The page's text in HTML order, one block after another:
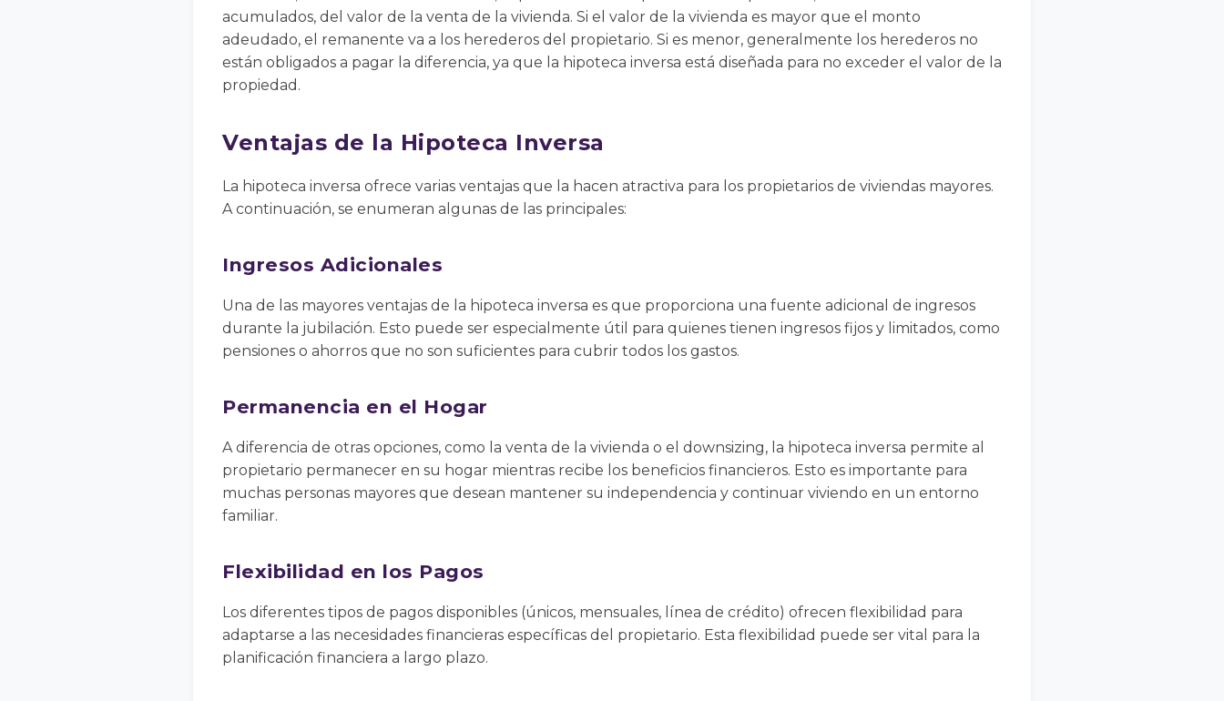
acumulados, del valor de la venta de la vivienda. Si el valor de la vivienda es mayor que el monto
adeudado, el remanente va a los herederos del propietario. Si es menor, generalmente los herederos no
están obligados a pagar la diferencia, ya que la hipoteca inversa está diseñada para no exceder el valor de la
propiedad.
Ventajas de la Hipoteca Inversa
La hipoteca inversa ofrece varias ventajas que la hacen atractiva para los propietarios de viviendas mayores.
A continuación, se enumeran algunas de las principales:
Ingresos Adicionales
Una de las mayores ventajas de la hipoteca inversa es que proporciona una fuente adicional de ingresos
durante la jubilación. Esto puede ser especialmente útil para quienes tienen ingresos fijos y limitados, como
pensiones o ahorros que no son suficientes para cubrir todos los gastos.
Permanencia en el Hogar
A diferencia de otras opciones, como la venta de la vivienda o el downsizing, la hipoteca inversa permite al
propietario permanecer en su hogar mientras recibe los beneficios financieros. Esto es importante para
muchas personas mayores que desean mantener su independencia y continuar viviendo en un entorno
familiar.
Flexibilidad en los Pagos
Los diferentes tipos de pagos disponibles (únicos, mensuales, línea de crédito) ofrecen flexibilidad para
adaptarse a las necesidades financieras específicas del propietario. Esta flexibilidad puede ser vital para la
planificación financiera a largo plazo.